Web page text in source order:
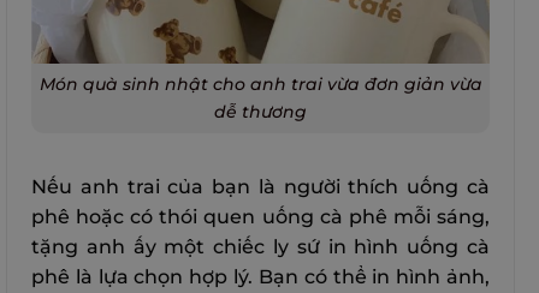
Món quà sinh nhật cho anh trai vừa đơn giản vừa
dễ thương
Nếu anh trai của bạn là người thích uống cà
phê hoặc có thói quen uống cà phê mỗi sáng,
tặng anh ấy một chiếc ly sứ in hình uống cà
phê là lựa chọn hợp lý. Bạn có thể in hình ảnh,